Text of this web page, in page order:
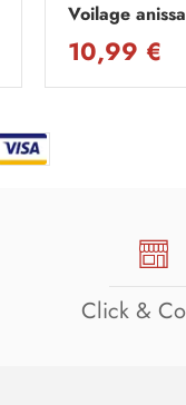
Voilage
10,99 €
Click &